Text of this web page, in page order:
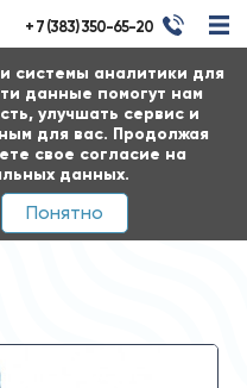
системы аналитики для
данные помогут нам
улучшать сервис и
для вас. Продолжая
свое согласие на
данных.
Понятно
+ 7 (383) 350-65-20